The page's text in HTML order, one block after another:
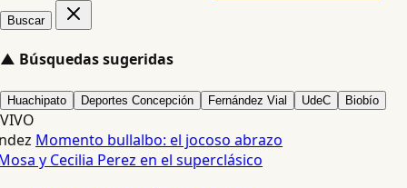
Buscar
▲ Búsquedas sugeridas
Huachipato Deportes Concepción Fernández Vial UdeC Biobío
VIVO
Momento bullalbo: el jocoso abrazo
y Cecilia Perez en el superclásico